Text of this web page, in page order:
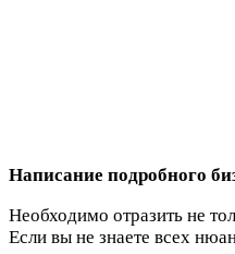
Написание подробного
Необходимо отразить не
Если вы не знаете всех